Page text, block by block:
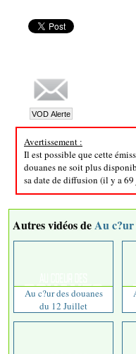
Avertissement :
Il est possible que cette
douanes ne soit plus
sa date de diffusion (il y a
Autres vidéos deAu c?ur
Au c?ur des douanes
du 12 Juillet